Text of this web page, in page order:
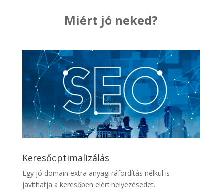
Miért jó neked?
Keresőoptimalizálás
Egy jó domain extra anyagi ráfordítás nélkül is
javíthatja a keresőben elért helyezésedet.